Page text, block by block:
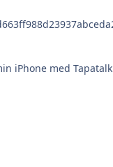
iPhone med Tapatalk